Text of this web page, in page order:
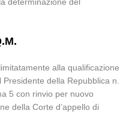
alla qualificazione
della Repubblica n.
5 con rinvio per nuovo
della Corte d’appello di